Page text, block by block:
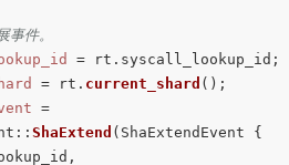
件。
= rt.syscall_lookup_id;
= rt. current_shard ();
=
ShaExtend (ShaExtendEvent {